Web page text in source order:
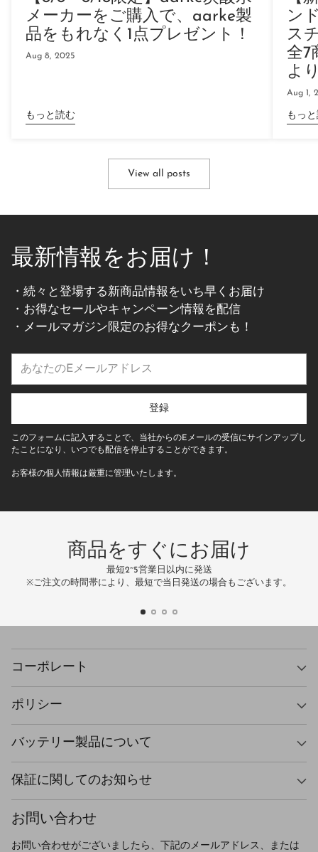
メーカーをご購入で、aarke製
品をもれなく1点プレゼント！
Aug 8, 2025
もっと読む
ン
ス
全7
よ
Aug 1,
もっ
View all posts
最新情報をお届け！
・続々と登場する新商品情報をいち早くお届け
・お得なセールやキャンペーン情報を配信
・メールマガジン限定のお得なクーポンも！
メ
ー
ア
レ
登録
このフォームに記入することで、当社からのEメールの受信にサインアップし
たことになり、いつでも配信を停止することができます。
お客様の個人情報は厳重に管理いたします。
商品をすぐにお届け
最短2~5営業日以内に発送
※ご注文の時間帯により、最短で当日発送の場合もございます。
コーポレート
ポリシー
バッテリー製品について
保証に関してのお知らせ
お問い合わせ
お問い合わせがございましたら、下記のメールアドレス、または